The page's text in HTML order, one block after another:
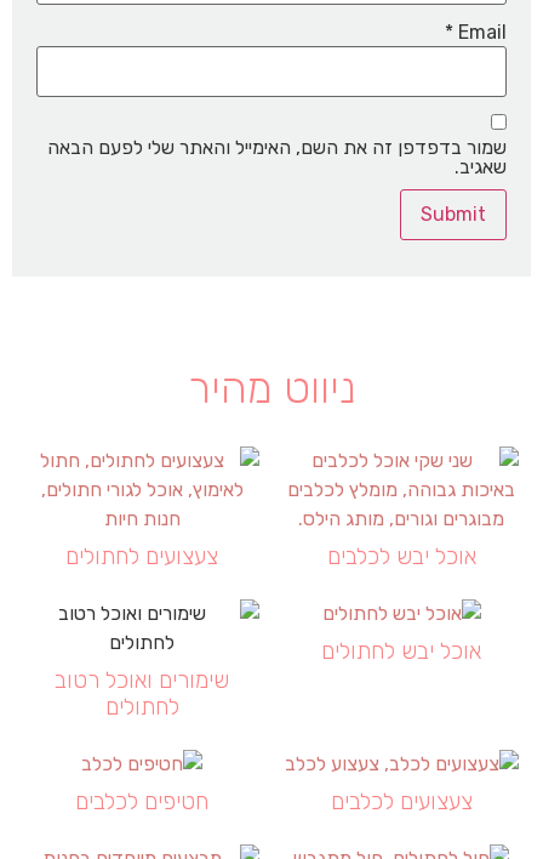
Email
*
שמור בדפדפן זה את השם, האימייל והאתר שלי לפעם הבאה
שאגיב.
ניווט מהיר
אוכל יבש לכלבים צעצועים לחתולים
אוכל יבש לחתולים
שימורים ואוכל רטוב
לחתולים
צעצועים לכלבים חטיפים לכלבים